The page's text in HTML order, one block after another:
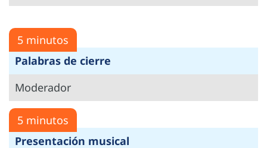
5 minutos
Palabras de cierre
Moderador
5 minutos
Presentación musical